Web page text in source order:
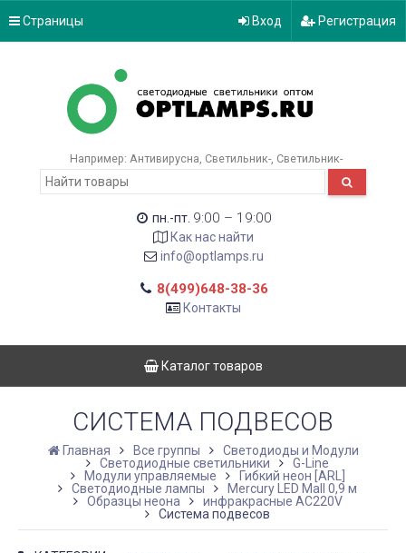
Страницы Вход Регистрация
Например: Антивирусна Светильник- Светильник-
пн.-пт. 9:00 – 19:00
Как нас найти
info@optlamps.ru
8(499)648-38-36
Контакты
Каталог товаров
СИСТЕМА ПОДВЕСОВ
Главная Все группы
Светодиоды и Модули
Светодиодные светильники
G-Line
Модули управляемые
Гибкий неон [ARL]
Светодиодные лампы
Mercury LED Mall 0,9 м
Образцы неона
инфракрасные AC220V
Система подвесов